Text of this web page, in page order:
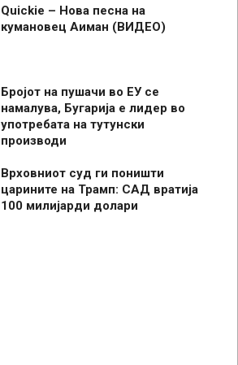
Quickie – Нова песна на
кумановец Аиман (ВИДЕО)
Бројот на пушачи во ЕУ се
намалува, Бугарија е лидер во
употребата на тутунски
производи
Врховниот суд ги поништи
царините на Трамп: САД вратија
100 милијарди долари